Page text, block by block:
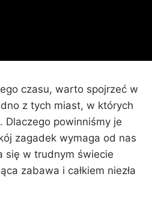
czasu, warto spojrzeć w
z tych miast, w których
Dlaczego powinniśmy je
zagadek wymaga od nas
się w trudnym świecie
zabawa i całkiem niezła